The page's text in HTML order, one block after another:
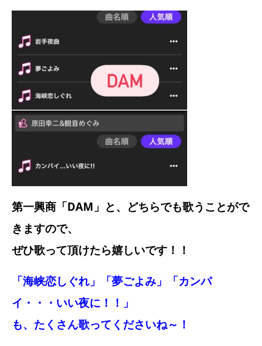
第一興商「DAM」と、どちらでも歌うことがで
きますので、
ぜひ歌って頂けたら嬉しいです！！
「海峡恋しぐれ」「夢ごよみ」「カンパ
イ・・・いい夜に！！」
も、たくさん歌ってくださいね～！